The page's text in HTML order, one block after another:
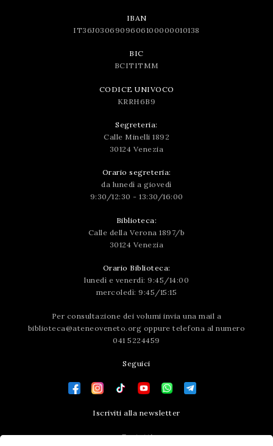
IBAN
IT36J0306909606100000010138
BIC
BCITITMM
CODICE UNIVOCO
KRRH6B9
Segreteria:
Calle Minelli 1892
30124 Venezia
Orario segreteria:
da lunedì a giovedì
9:30/12:30 - 13:30/16:00
Biblioteca:
Calle della Verona 1897/b
30124 Venezia
Orario Biblioteca:
lunedì e venerdì: 9:45/14:00
mercoledì: 9:45/15:15
Per consultazione dei volumi invia una mail a
biblioteca@ateneoveneto.org oppure telefona al numero
041 5224459
Seguici
Iscriviti alla newsletter
Contatti